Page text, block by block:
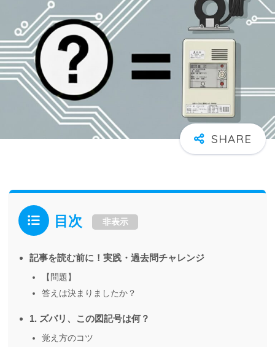
目次 非表示
記事を読む前に！実践・過去問チャレンジ
【問題】
答えは決まりましたか？
1. ズバリ、この図記号は何？
覚え方のコツ